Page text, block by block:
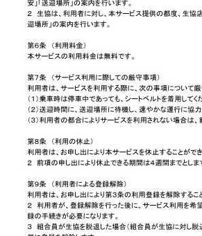
らくショッピングカー
項を守らなかった場合 （２）生協、同職員ま
惑行為を行った場合 （３）独力で送迎車に
生協店舗の利用意思がない場合 （５）生協
て２回本サービスを利用しなかった場合
止期間を超えて休止した場合 （７）その他
があるとき 第１１条 （免責事項） 災害、
テロ、感染症、行政庁の処分・指導等の措
、送迎できない場合があります。 第１２条